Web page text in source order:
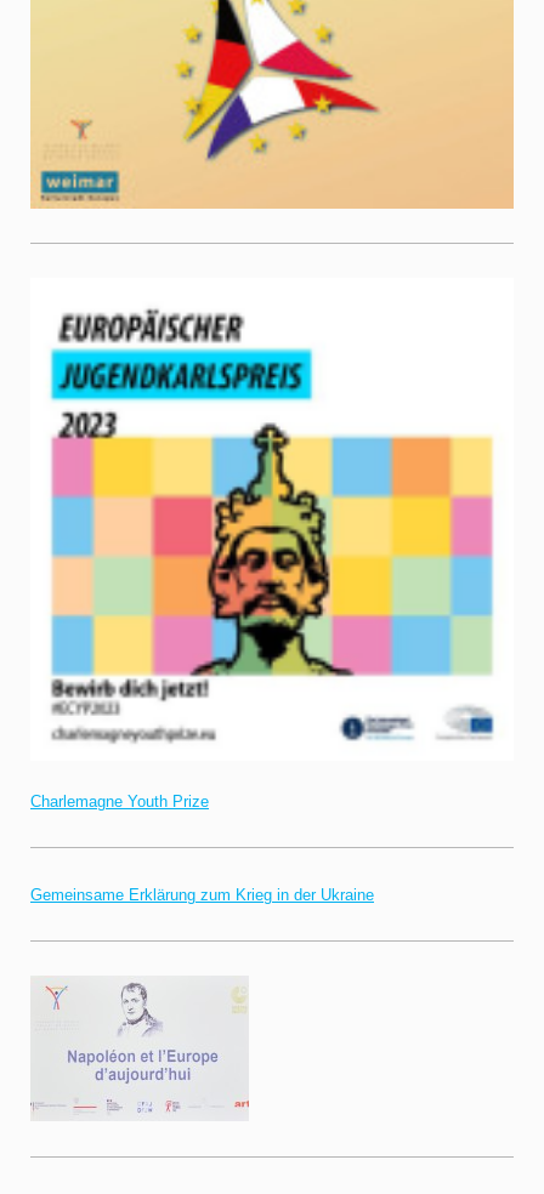
Charlemagne Youth Prize
Gemeinsame Erklärung zum Krieg in der Ukraine